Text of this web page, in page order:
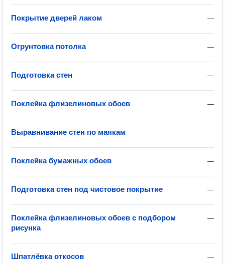
—
Покрытие дверей лаком
—
Огрунтовка потолка
—
Подготовка стен
—
Поклейка флизелиновых обоев
—
Выравнивание стен по маякам
—
Поклейка бумажных обоев
—
Подготовка стен под чистовое покрытие
—
Поклейка флизелиновых обоев с подбором
рисунка
—
Шпатлёвка откосов